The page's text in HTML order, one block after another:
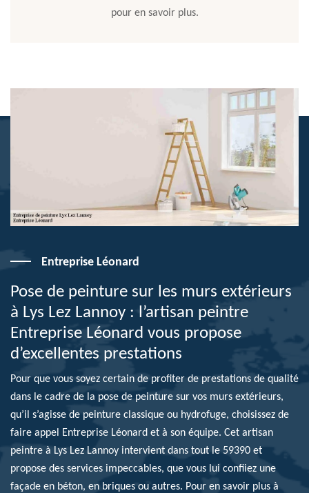
pour en savoir plus.
Entreprise Léonard
Pose de peinture sur les murs extérieurs
à Lys Lez Lannoy : l’artisan peintre
Entreprise Léonard vous propose
d’excellentes prestations
Pour que vous soyez certain de profiter de prestations de qualité
dans le cadre de la pose de peinture sur vos murs extérieurs,
qu’il s’agisse de peinture classique ou hydrofuge, choisissez de
faire appel Entreprise Léonard et à son équipe. Cet artisan
peintre à Lys Lez Lannoy intervient dans tout le 59390 et
propose des services impeccables, que vous lui confiiez une
façade en béton, en briques ou autres. Pour en savoir plus à